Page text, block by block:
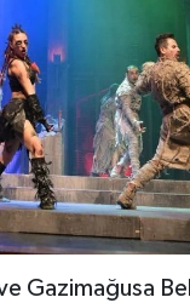
Gazimağusa